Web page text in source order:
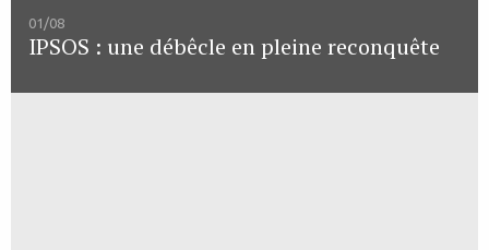
01/08
IPSOS : une débêcle en pleine reconquête